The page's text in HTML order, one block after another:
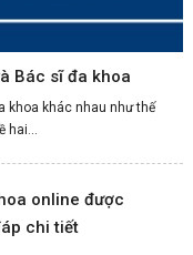
Bác sĩ đa khoa
khoa khác nhau như thế
hai...
online được
chi tiết